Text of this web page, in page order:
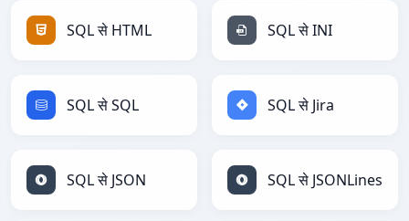
SQL से HTML SQL से INI
SQL से SQL SQL से Jira
SQL से JSON SQL से JSONLines